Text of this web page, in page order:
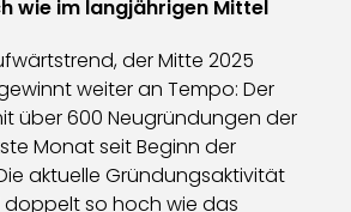
wie im langjährigen Mittel
der Mitte 2025
weiter an Tempo: Der
über 600 Neugründungen der
Monat seit Beginn der
aktuelle Gründungsaktivität
so hoch wie das